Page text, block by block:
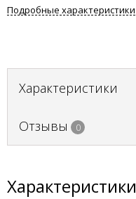
Подробные характеристики
Характеристики
Отзывы 0
Характеристики